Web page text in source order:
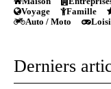
Voyage
Famille
Auto / Moto
Derniers